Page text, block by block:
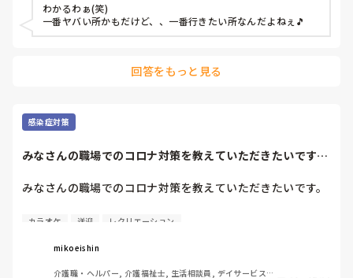
わかるわぁ(笑)
一番ヤバい所かもだけど、、一番行きたい所なんだよねぇ🎵
回答をもっと見る
感染症対策
みなさんの職場でのコロナ対策を教えていただきたいです。
みなさんの職場でのコロナ対策を教えていただきたいです。
私が働いているデイサービスでは、まずスタッフが朝出勤し
カラオケ 送迎 レクリエーション
mikoeishin
介護職・ヘルパー, 介護福祉士, 生活相談員, デイサービス,